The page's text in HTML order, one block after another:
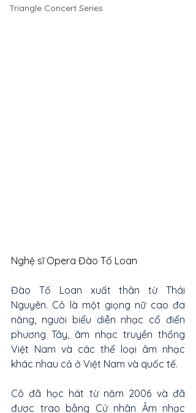
Triangle Concert Series
Nghệ sĩ Opera Đào Tố Loan
Đào Tố Loan xuất thân từ Thái
Nguyên. Cô là một giọng nữ cao đa
năng, người biểu diễn nhạc cổ điển
phương Tây, âm nhạc truyền thống
Việt Nam và các thể loại âm nhạc
khác nhau cả ở Việt Nam và quốc tế.
Cô đã học hát từ năm 2006 và đã
được trao bằng Cử nhân Âm nhạc